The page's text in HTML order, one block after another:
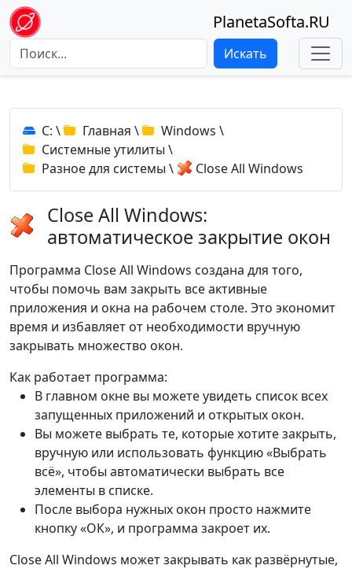
PlanetaSofta.RU
Искать
C: \ Главная \ Windows \
Системные утилиты \
Разное для системы \ Close All Windows
Close All Windows:
автоматическое закрытие окон
Программа Close All Windows создана для того,
чтобы помочь вам закрыть все активные
приложения и окна на рабочем столе. Это экономит
время и избавляет от необходимости вручную
закрывать множество окон.
Как работает программа:
В главном окне вы можете увидеть список всех
запущенных приложений и открытых окон.
Вы можете выбрать те, которые хотите закрыть,
вручную или использовать функцию «Выбрать
всё», чтобы автоматически выбрать все
элементы в списке.
После выбора нужных окон просто нажмите
кнопку «ОК», и программа закроет их.
Close All Windows может закрывать как развёрнутые,